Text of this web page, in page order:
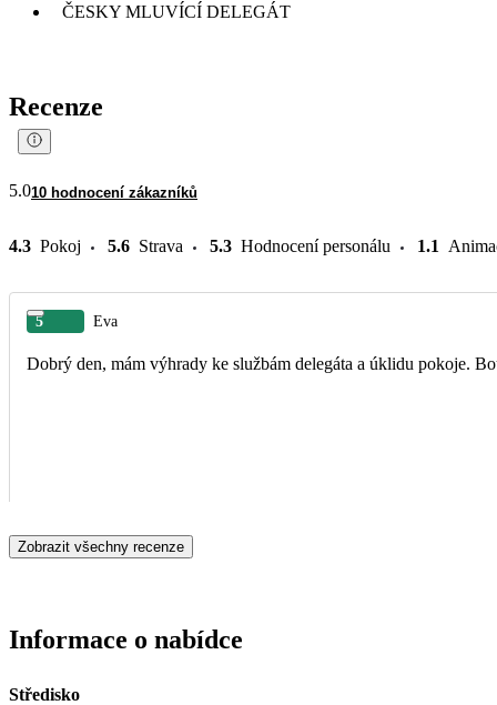
ČESKY MLUVÍCÍ DELEGÁT
Recenze
5.010 hodnocení zákazníků
4.3 Pokoj 5.6 Strava 5.3 Hodnocení personálu 1.1
5 Eva
Dobrý den,
Zobrazit všechny recenze
Informace o nabídce
Středisko